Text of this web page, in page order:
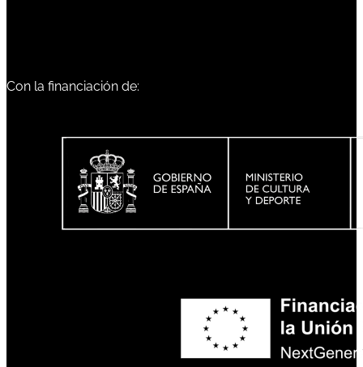
Con la financiación de: